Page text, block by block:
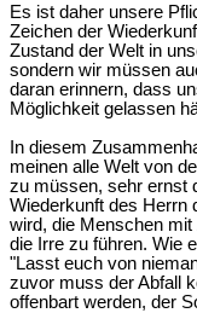
Es ist daher unsere
Zeichen der
Zustand der Welt in
sondern wir müssen
daran erinnern, dass
Möglichkeit gelassen
In diesem
meinen alle Welt von
zu müssen, sehr ernst
Wiederkunft des Herrn
wird, die Menschen
die Irre zu führen. Wie
"Lasst euch von
zuvor muss der Abfall
offenbart werden, der